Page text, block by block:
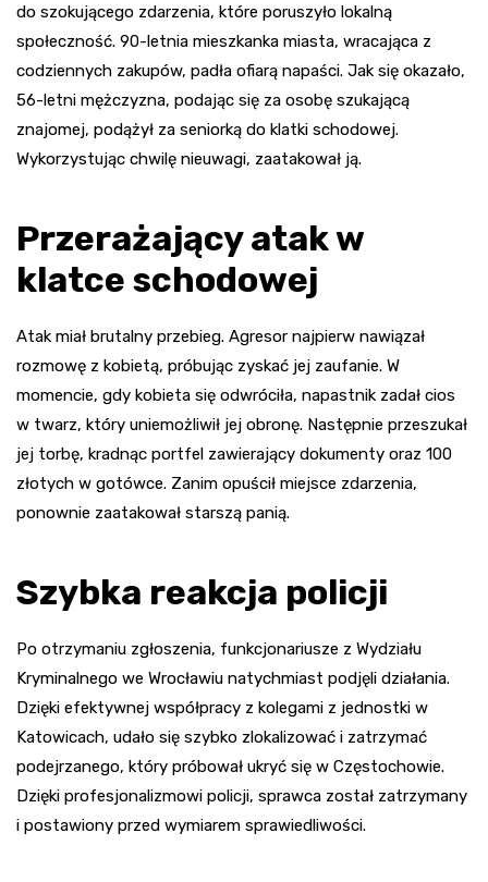
do szokującego zdarzenia, które poruszyło lokalną
społeczność. 90-letnia mieszkanka miasta, wracająca z
codziennych zakupów, padła ofiarą napaści. Jak się okazało,
56-letni mężczyzna, podając się za osobę szukającą
znajomej, podążył za seniorką do klatki schodowej.
Wykorzystując chwilę nieuwagi, zaatakował ją.
Przerażający atak w
klatce schodowej
Atak miał brutalny przebieg. Agresor najpierw nawiązał
rozmowę z kobietą, próbując zyskać jej zaufanie. W
momencie, gdy kobieta się odwróciła, napastnik zadał cios
w twarz, który uniemożliwił jej obronę. Następnie przeszukał
jej torbę, kradnąc portfel zawierający dokumenty oraz 100
złotych w gotówce. Zanim opuścił miejsce zdarzenia,
ponownie zaatakował starszą panią.
Szybka reakcja policji
Po otrzymaniu zgłoszenia, funkcjonariusze z Wydziału
Kryminalnego we Wrocławiu natychmiast podjęli działania.
Dzięki efektywnej współpracy z kolegami z jednostki w
Katowicach, udało się szybko zlokalizować i zatrzymać
podejrzanego, który próbował ukryć się w Częstochowie.
Dzięki profesjonalizmowi policji, sprawca został zatrzymany
i postawiony przed wymiarem sprawiedliwości.